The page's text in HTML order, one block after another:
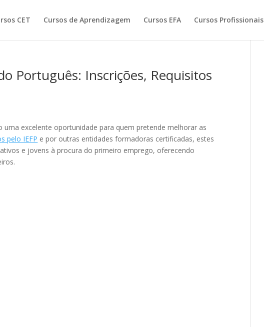
CET Cursos de Aprendizagem Cursos EFA Cursos Profissionais
Português: Inscrições, Requisitos
uma excelente oportunidade para quem pretende melhorar as
pelo IEFP e por outras entidades formadoras certificadas, estes
e jovens à procura do primeiro emprego, oferecendo